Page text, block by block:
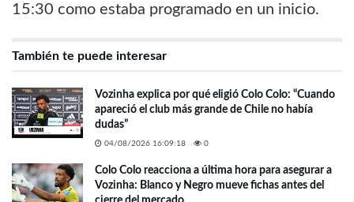
15:30 como estaba programado en un inicio.
También te puede interesar
Vozinha explica por qué eligió Colo Colo: “Cuando
apareció el club más grande de Chile no había
dudas”
04/08/2026 16:09:18 0
Colo Colo reacciona a última hora para asegurar a
Vozinha: Blanco y Negro mueve fichas antes del